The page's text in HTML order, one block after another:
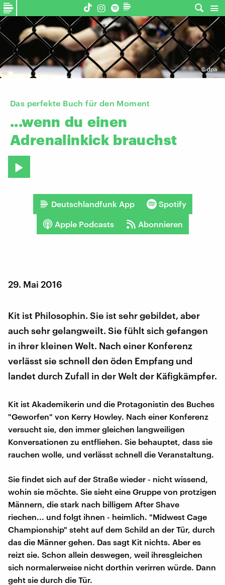
©dpa
Das perfekte Buch für den Moment
...wenn du einen
Adrenalinkick brauchst
Deutschlandfunk App Spotify
Apple Podcasts Abonnieren
29. Mai 2016
Kit ist Philosophin. Sie ist sehr gebildet, aber
auch sehr gelangweilt. Sie fühlt sich gefangen
in ihrer kleinen Welt. Nach einer Konferenz
verlässt sie schnell den öden Empfang und
landet durch Zufall in der Welt der Käfigkämpfer.
Kit ist Akademikerin und die Protagonistin des Buches
"Geworfen" von Kerry Howley. Nach einer Konferenz
versucht sie, den immer gleichen langweiligen
Konversationen zu entfliehen. Sie behauptet, dass sie
rauchen wolle, und verlässt schnell die Veranstaltung.
Sie findet sich auf der Straße wieder - nicht wissend,
wohin sie möchte. Sie sieht eine Gruppe von protzigen
Männern, die stark nach billigem After Shave
riechen... und folgt ihnen - heimlich. "Midwest Cage
Championship" steht auf dem Schild an der Tür, durch
das die Männer gehen. Das sagt Kit nichts. Aber es
reizt sie. Schon allein deswegen, weil ihresgleichen
sich normalerweise nicht dorthin verirren würde. Dann
geht sie durch die Tür.